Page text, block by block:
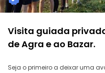
Visita guiada
de Agra e ao Bazar.
Seja o primeiro a deixar uma